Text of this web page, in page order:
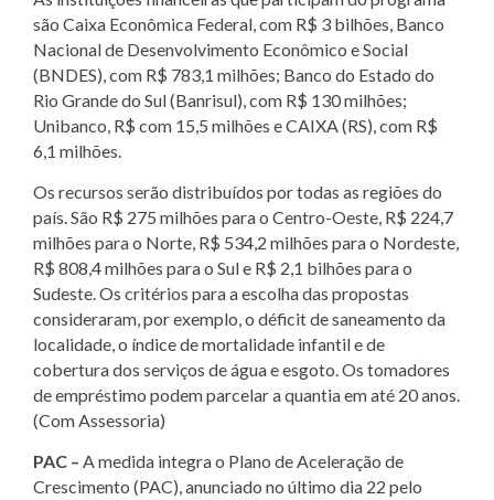
são Caixa Econômica Federal, com R$ 3 bilhões, Banco
Nacional de Desenvolvimento Econômico e Social
(BNDES), com R$ 783,1 milhões; Banco do Estado do
Rio Grande do Sul (Banrisul), com R$ 130 milhões;
Unibanco, R$ com 15,5 milhões e CAIXA (RS), com R$
6,1 milhões.
Os recursos serão distribuídos por todas as regiões do
país. São R$ 275 milhões para o Centro-Oeste, R$ 224,7
milhões para o Norte, R$ 534,2 milhões para o Nordeste,
R$ 808,4 milhões para o Sul e R$ 2,1 bilhões para o
Sudeste. Os critérios para a escolha das propostas
consideraram, por exemplo, o déficit de saneamento da
localidade, o índice de mortalidade infantil e de
cobertura dos serviços de água e esgoto. Os tomadores
de empréstimo podem parcelar a quantia em até 20 anos.
(Com Assessoria)
PAC – A medida integra o Plano de Aceleração de
Crescimento (PAC), anunciado no último dia 22 pelo